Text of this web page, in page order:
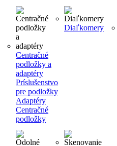
Centračné
podložky a
adaptéry
Príslušenstvo
pre podložky
Adaptéry
Centračné
podložky
Diaľkomery